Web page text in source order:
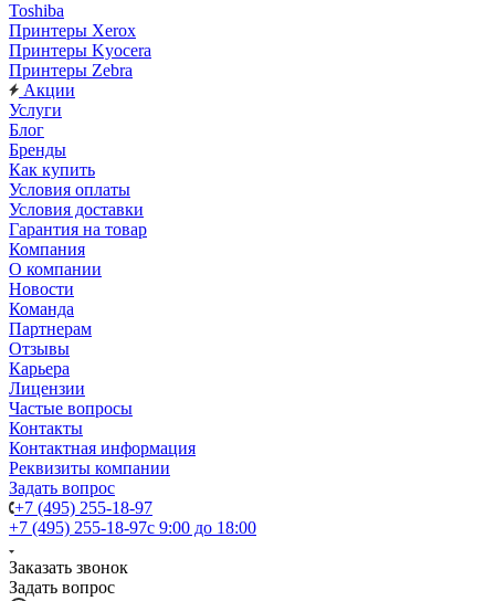
Toshiba
Принтеры Xerox
Принтеры Kyocera
Принтеры Zebra
Акции
Услуги
Блог
Бренды
Как купить
Условия оплаты
Условия доставки
Гарантия на товар
Компания
О компании
Новости
Команда
Партнерам
Отзывы
Карьера
Лицензии
Частые вопросы
Контакты
Контактная информация
Реквизиты компании
Задать вопрос
+7 (495) 255-18-97
+7 (495) 255-18-97с 9:00 до 18:00
Заказать звонок
Задать вопрос